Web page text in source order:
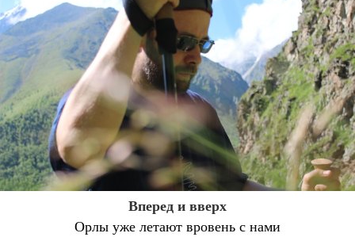
Вперед и вверх
Орлы уже летают вровень с нами